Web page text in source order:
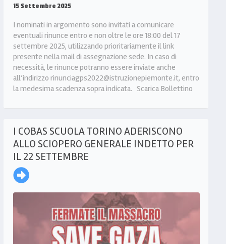
15 Settembre 2025
I nominati in argomento sono invitati a comunicare
eventuali rinunce entro e non oltre le ore 18:00 del 17
settembre 2025, utilizzando prioritariamente il link
presente nella mail di assegnazione sede. In caso di
necessità, le rinunce potranno essere inviate anche
all’indirizzo rinunciagps2022@istruzionepiemonte.it, entro
la medesima scadenza sopra indicata. Scarica Bollettino
I COBAS SCUOLA TORINO ADERISCONO
ALLO SCIOPERO GENERALE INDETTO PER
IL 22 SETTEMBRE